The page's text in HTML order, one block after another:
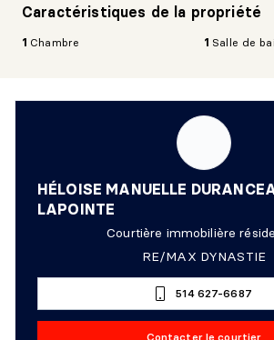
Caractéristiques de la propriété
1 Chambre 1 Salle de
HÉLOISE MANUELLE
LAPOINTE
Courtière immobilière
RE/MAX DYNASTIE
514 627-6687
Contacter le courtier